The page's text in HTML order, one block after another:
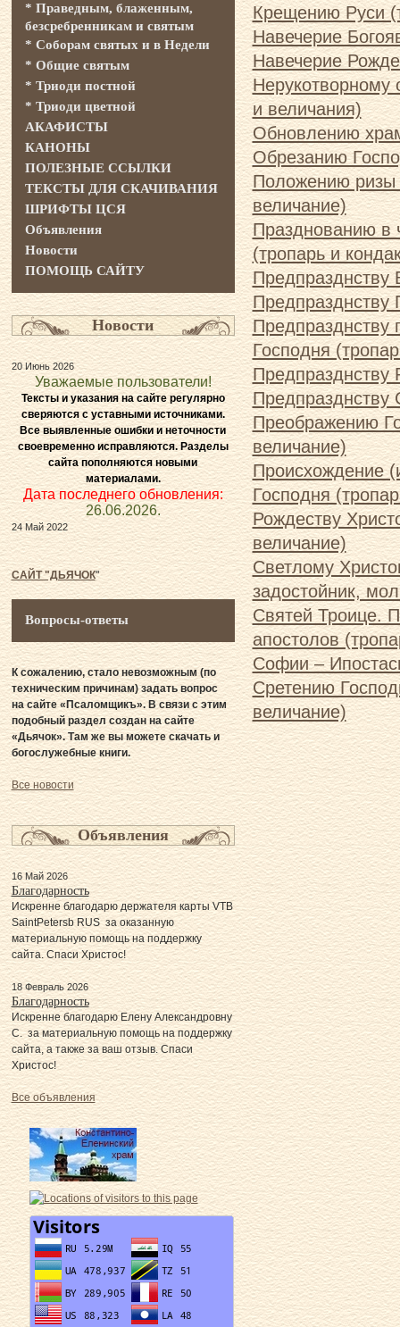
Крещению Руси
Навечерие
Навечерие
Нерукотворному
и величания)
Обновлению
Обрезанию
Положению ризы
величание)
Празднованию в
(тропарь и
Предпразднству
Предпразднству
Предпразднству
Господня
Предпразднству
Предпразднству
Преображению
величание)
Происхождение
Господня
Рождеству
величание)
Светлому
задостойник,
Святей Троице.
апостолов
Софии –
Сретению
величание)
* Праведным, блаженным,
безсребренникам и святым
* Соборам святых и в Недели
* Общие святым
* Триоди постной
* Триоди цветной
АКАФИСТЫ
КАНОНЫ
ПОЛЕЗНЫЕ ССЫЛКИ
ТЕКСТЫ ДЛЯ СКАЧИВАНИЯ
ШРИФТЫ ЦСЯ
Объявления
Новости
ПОМОЩЬ САЙТУ
Новости
20 Июнь 2026
Уважаемые пользователи!
Тексты и указания на сайте регулярно
сверяются с уставными источниками.
Все выявленные ошибки и неточности
своевременно исправляются. Разделы
сайта пополняются новыми
материалами.
Дата последнего обновления:
26.06.2026.
24 Май 2022
САЙТ "ДЬЯЧОК"
Вопросы-ответы
К сожалению, стало невозможным (по
техническим причинам) задать вопрос
на сайте «Псаломщикъ». В связи с этим
подобный раздел создан на сайте
«Дьячок». Там же вы можете скачать и
богослужебные книги.
Все новости
Объявления
16 Май 2026
Благодарность
Искренне благодарю держателя карты VTB
SaintPetersb RUS за оказанную
материальную помощь на поддержку
сайта. Спаси Христос!
18 Февраль 2026
Благодарность
Искренне благодарю Елену Александровну
С. за материальную помощь на поддержку
сайта, а также за ваш отзыв. Спаси
Христос!
Все объявления